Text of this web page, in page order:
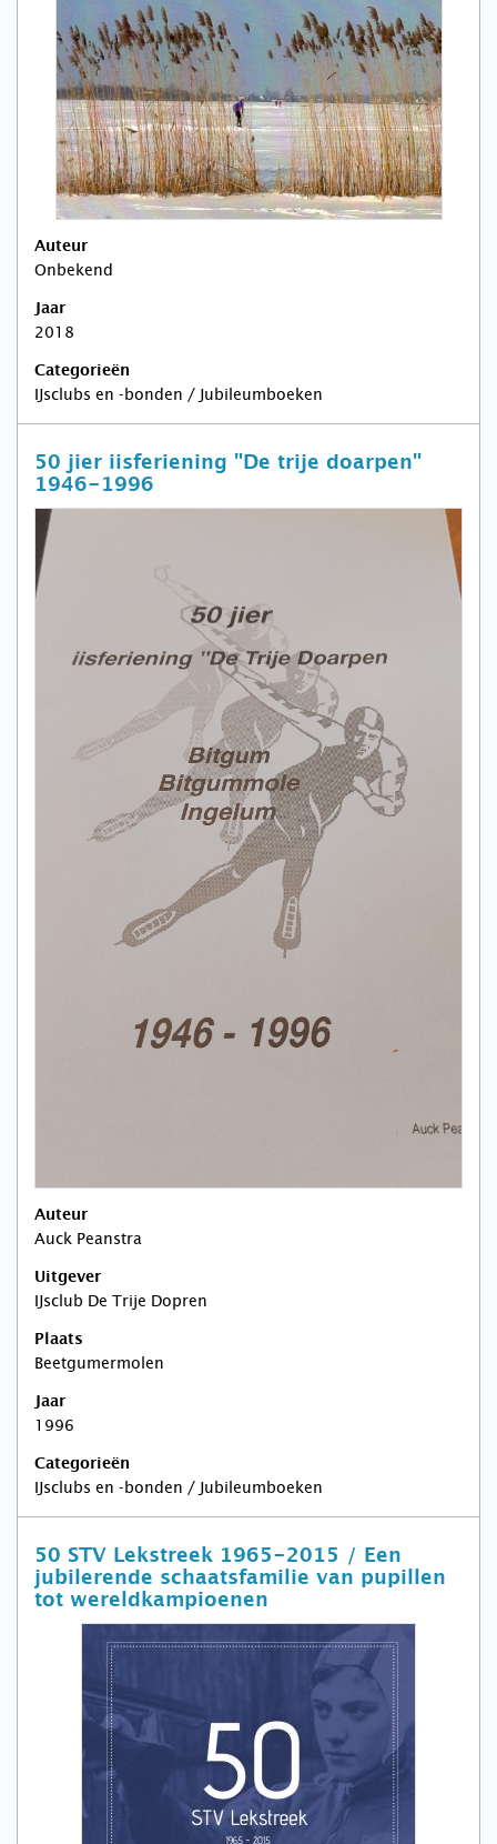
Auteur
Onbekend
Jaar
2018
Categorieën
IJsclubs en -bonden / Jubileumboeken
50 jier iisferiening "De trije doarpen"
1946-1996
Auteur
Auck Peanstra
Uitgever
IJsclub De Trije Dopren
Plaats
Beetgumermolen
Jaar
1996
Categorieën
IJsclubs en -bonden / Jubileumboeken
50 STV Lekstreek 1965-2015 / Een
jubilerende schaatsfamilie van pupillen
tot wereldkampioenen